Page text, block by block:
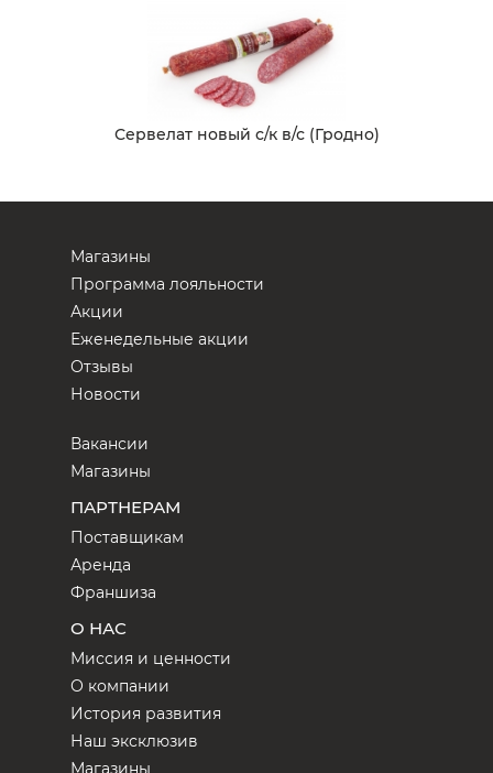
Сервелат новый с/к в/с (Гродно)
Магазины
Программа лояльности
Акции
Еженедельные акции
Отзывы
Новости
Вакансии
Магазины
ПАРТНЕРАМ
Поставщикам
Аренда
Франшиза
О НАС
Миссия и ценности
О компании
История развития
Наш эксклюзив
Магазины